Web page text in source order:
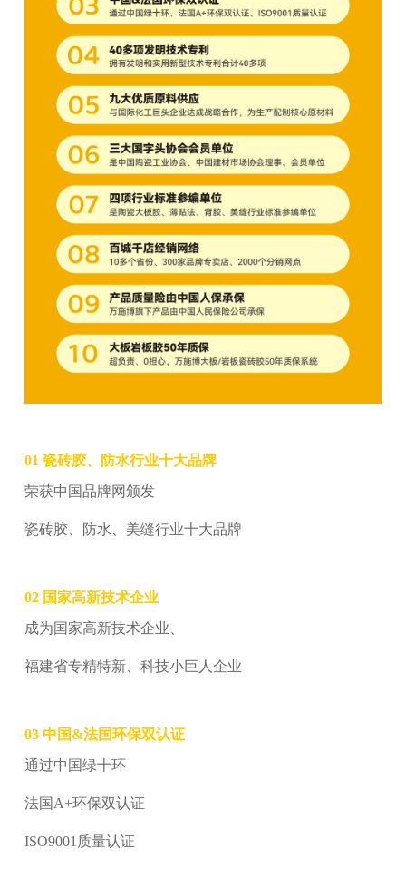
01 瓷砖胶、防水行业十大品牌
荣获中国品牌网颁发
瓷砖胶、防水、美缝行业十大品牌
02 国家高新技术企业
成为国家高新技术企业、
福建省专精特新、科技小巨人企业
03 中国&法国环保双认证
通过中国绿十环
法国A+环保双认证
ISO9001 质量认证